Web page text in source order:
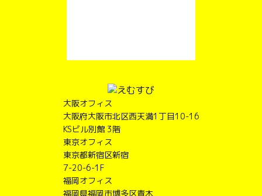
大阪オフィス
大阪府大阪市北区西天満1丁目10-16
KSビル別館 3階
東京オフィス
東京都新宿区新宿
7-20-6-1F
福岡オフィス
福岡県福岡市博多区青木